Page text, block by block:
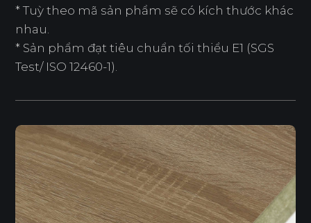
* Tuỳ theo mã sản phẩm sẽ có kích thước khác
nhau.
* Sản phẩm đạt tiêu chuẩn tối thiểu E1 (SGS
Test/ ISO 12460-1).